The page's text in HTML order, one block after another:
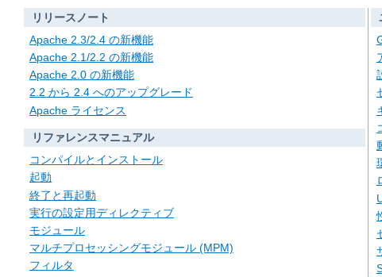
リリースノート
Apache 2.3/2.4 の新機能
Apache 2.1/2.2 の新機能
Apache 2.0 の新機能
2.2 から 2.4 へのアップグレード
Apache ライセンス
リファレンスマニュアル
コンパイルとインストール
起動
終了と再起動
実行の設定用ディレクティブ
モジュール
マルチプロセッシングモジュール (MPM)
フィルタ